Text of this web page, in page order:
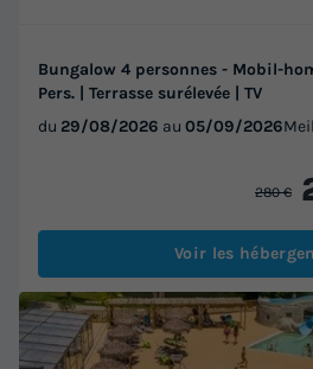
Bungalow 4 personnes - Mobil-
Pers. | Terrasse surélevée | TV
du 29/08/2026 au 05/09/2026
280 €
Voir les